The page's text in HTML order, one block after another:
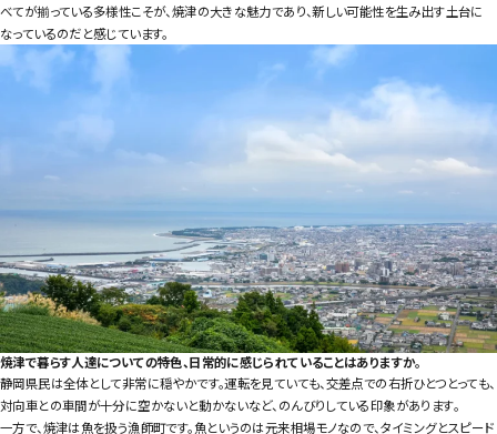
べてが揃っている多様性こそが、焼津の大きな魅力であり、新しい可能性を生み出す土台に
なっているのだと感じています。
焼津で暮らす人達についての特色、日常的に感じられていることはありますか。
静岡県民は全体として非常に穏やかです。運転を見ていても、交差点での右折ひとつとっても、
対向車との車間が十分に空かないと動かないなど、のんびりしている印象があります。
一方で、焼津は魚を扱う漁師町です。魚というのは元来相場モノなので、タイミングとスピード